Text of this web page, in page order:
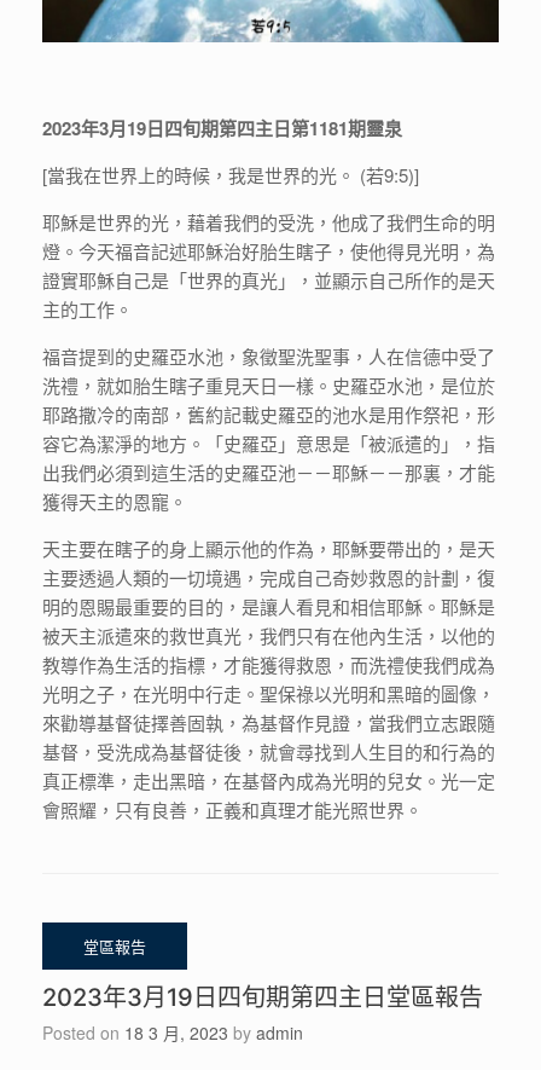
2023年3月19日四旬期第四主日第1181期靈泉
[當我在世界上的時候，我是世界的光。 (若9:5)]
耶穌是世界的光，藉着我們的受洗，他成了我們生命的明
燈。今天福音記述耶穌治好胎生瞎子，使他得見光明，為
證實耶穌自己是「世界的真光」，並顯示自己所作的是天
主的工作。
福音提到的史羅亞水池，象徵聖洗聖事，人在信德中受了
洗禮，就如胎生瞎子重見天日一樣。史羅亞水池，是位於
耶路撒冷的南部，舊約記載史羅亞的池水是用作祭祀，形
容它為潔淨的地方。「史羅亞」意思是「被派遣的」，指
出我們必須到這生活的史羅亞池－－耶穌－－那裏，才能
獲得天主的恩寵。
天主要在瞎子的身上顯示他的作為，耶穌要帶出的，是天
主要透過人類的一切境遇，完成自己奇妙救恩的計劃，復
明的恩賜最重要的目的，是讓人看見和相信耶穌。耶穌是
被天主派遣來的救世真光，我們只有在他內生活，以他的
教導作為生活的指標，才能獲得救恩，而洗禮使我們成為
光明之子，在光明中行走。聖保祿以光明和黑暗的圖像，
來勸導基督徒擇善固執，為基督作見證，當我們立志跟隨
基督，受洗成為基督徒後，就會尋找到人生目的和行為的
真正標準，走出黑暗，在基督內成為光明的兒女。光一定
會照耀，只有良善，正義和真理才能光照世界。
2023年3月19日四旬期第四主日堂區報告
Posted on 18 3 月, 2023 by admin